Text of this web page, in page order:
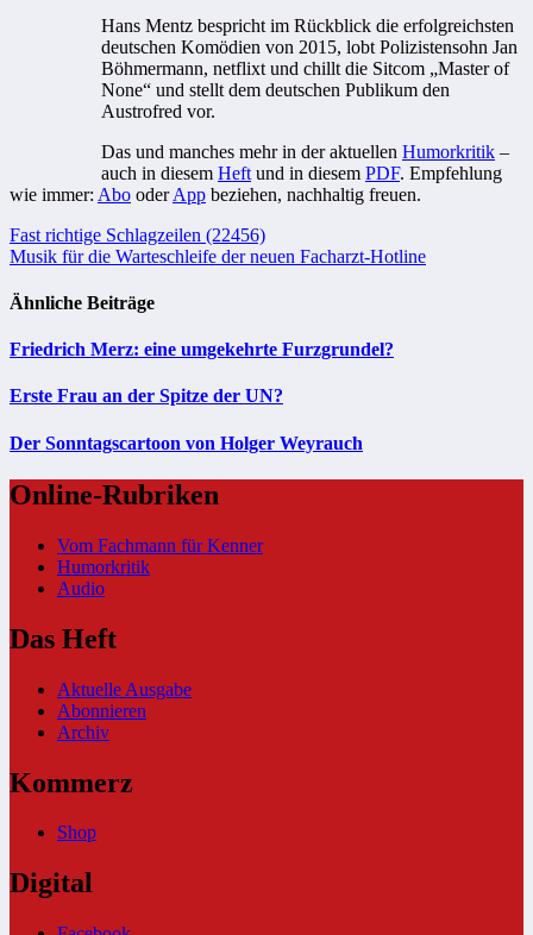
Hans Mentz bespricht im Rückblick die erfolgreichsten
deutschen Komödien von 2015, lobt Polizistensohn Jan
Böhmermann, netflixt und chillt die Sitcom „Master of
None“ und stellt dem deutschen Publikum den
Austrofred vor.
Das und manches mehr in der aktuellen Humorkritik –
auch in diesem Heft und in diesem PDF. Empfehlung
wie immer: Abo oderApp beziehen, nachhaltig freuen.
Beitragsnavigation
Fast richtige Schlagzeilen (22456)
Musik für die Warteschleife der neuen Facharzt-Hotline
Ähnliche Beiträge
Friedrich Merz: eine umgekehrte Furzgrundel?
Erste Frau an der Spitze der UN?
Der Sonntagscartoon von Holger Weyrauch
Online-Rubriken
Vom Fachmann für Kenner
Humorkritik
Audio
Das Heft
Aktuelle Ausgabe
Abonnieren
Archiv
Kommerz
Shop
Digital